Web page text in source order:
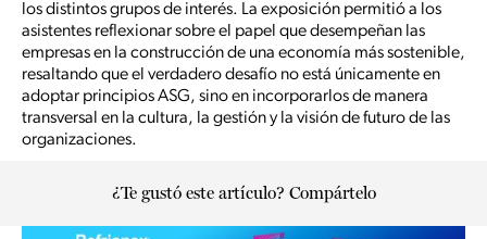
los distintos grupos de interés. La exposición permitió a los
asistentes reflexionar sobre el papel que desempeñan las
empresas en la construcción de una economía más sostenible,
resaltando que el verdadero desafío no está únicamente en
adoptar principios ASG, sino en incorporarlos de manera
transversal en la cultura, la gestión y la visión de futuro de las
organizaciones.
¿Te gustó este artículo? Compártelo